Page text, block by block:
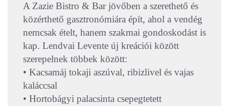
A Zazie Bistro & Bar jövőben a szerethető és
közérthető gasztronómiára épít, ahol a vendég
nemcsak ételt, hanem szakmai gondoskodást is
kap. Lendvai Levente új kreációi között
szerepelnek többek között:
• Kacsamáj tokaji aszúval, ribizlivel és vajas
kaláccsal
• Hortobágyi palacsinta csepegtetett